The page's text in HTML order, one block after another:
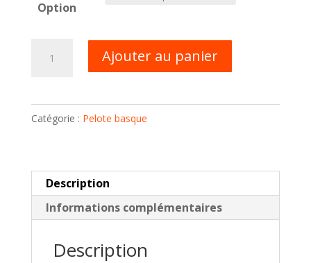
Option
Cesta
Punta
Ajouter au panier
Catégorie : Pelote basque
Description
Informations complémentaires
Description